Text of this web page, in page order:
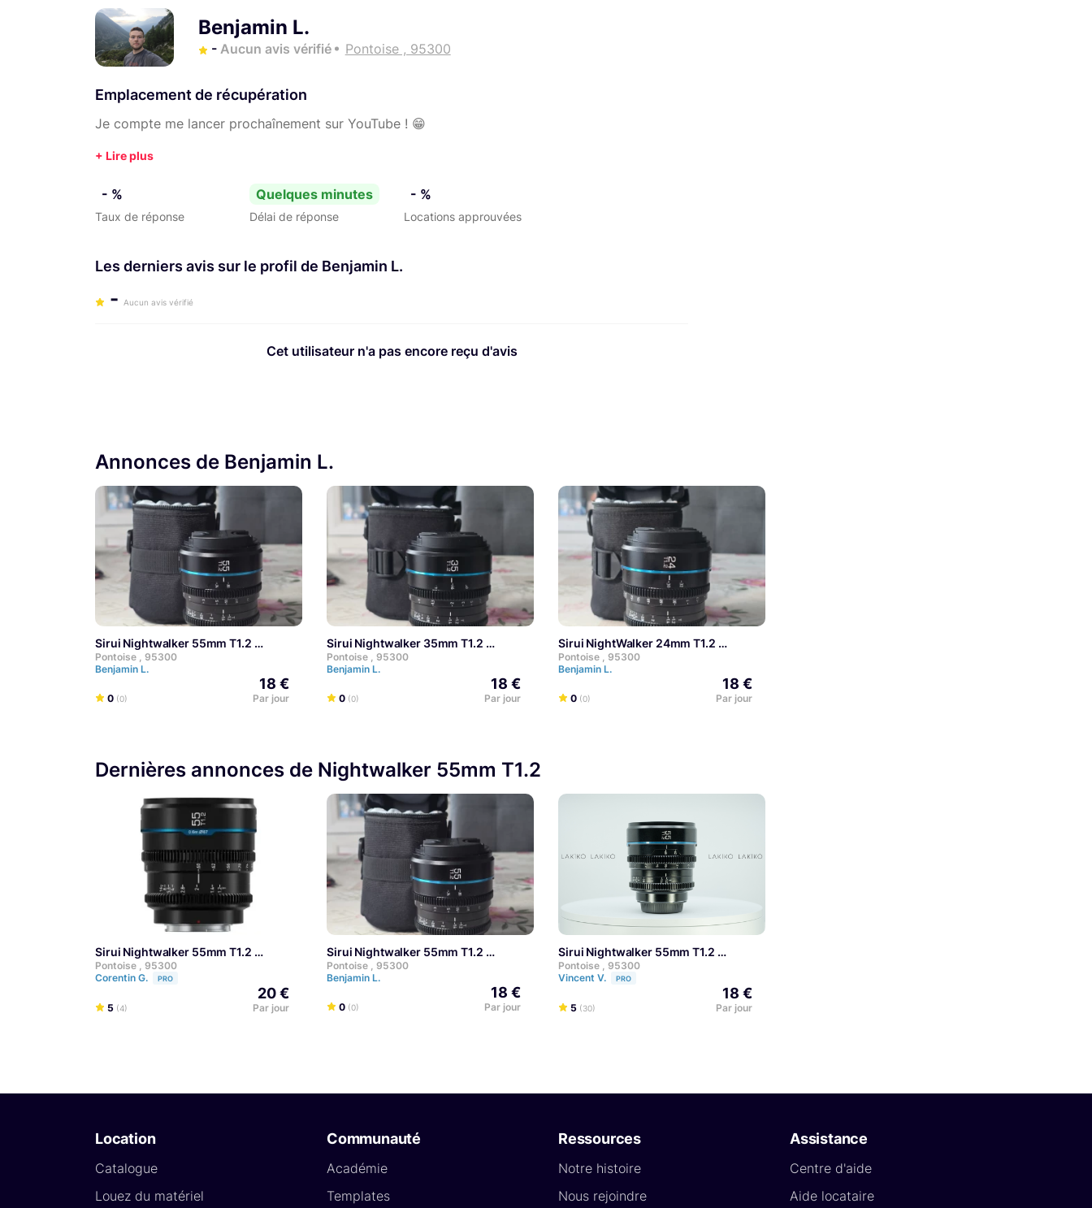
Benjamin L.
- Aucun avis vérifié Pontoise , 95300
Emplacement de récupération
Je compte me lancer prochaînement sur YouTube ! 😁
- %
Taux de réponse
Quelques minutes
Délai de réponse
- %
Locations approuvées
Les derniers avis sur le profil de Benjamin L.
- Aucun avis vérifié
Cet utilisateur n'a pas encore reçu d'avis
Annonces de Benjamin L.
Sirui Nightwalker 55mm T1.2
Pontoise , 95300
Benjamin L.
0 (0)
18 €
Par jour
Sirui Nightwalker 35mm T1.2
Pontoise , 95300
Benjamin L.
0 (0)
18 €
Par jour
Sirui NightWalker 24mm T1.2
Pontoise , 95300
Benjamin L.
0 (0)
18 €
Par jour
Dernières annonces de Nightwalker 55mm T1.2
Sirui Nightwalker 55mm T1.2
Pontoise , 95300
Corentin G.
PRO
5 (4)
20 €
Par jour
Sirui Nightwalker 55mm T1.2
Pontoise , 95300
Benjamin L.
0 (0)
18 €
Par jour
Sirui Nightwalker 55mm T1.2
Pontoise , 95300
Vincent V.
PRO
5 (30)
18 €
Par jour
Location
Catalogue
Louez du matériel
Communauté
Académie
Templates
Ressources
Notre histoire
Nous rejoindre
Assistance
Centre d'aide
Aide locataire